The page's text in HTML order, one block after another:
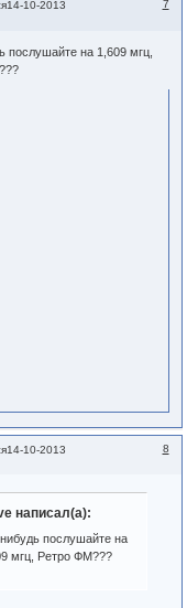
7
14-10-2013
послушайте на 1,609 мгц,
8
14-10-2013
написал(а):
нибудь послушайте на
мгц, Ретро ФМ???